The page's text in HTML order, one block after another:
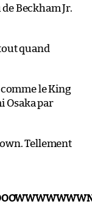
Beckham Jr.
quand
le King
Osaka par
Tellement